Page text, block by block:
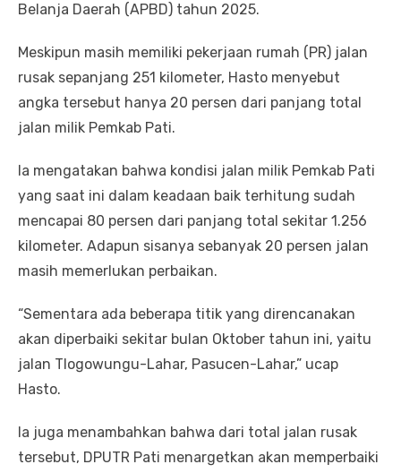
Belanja Daerah (APBD) tahun 2025.
Meskipun masih memiliki pekerjaan rumah (PR) jalan
rusak sepanjang 251 kilometer, Hasto menyebut
angka tersebut hanya 20 persen dari panjang total
jalan milik Pemkab Pati.
Ia mengatakan bahwa kondisi jalan milik Pemkab Pati
yang saat ini dalam keadaan baik terhitung sudah
mencapai 80 persen dari panjang total sekitar 1.256
kilometer. Adapun sisanya sebanyak 20 persen jalan
masih memerlukan perbaikan.
“Sementara ada beberapa titik yang direncanakan
akan diperbaiki sekitar bulan Oktober tahun ini, yaitu
jalan Tlogowungu-Lahar, Pasucen-Lahar,” ucap
Hasto.
Ia juga menambahkan bahwa dari total jalan rusak
tersebut, DPUTR Pati menargetkan akan memperbaiki